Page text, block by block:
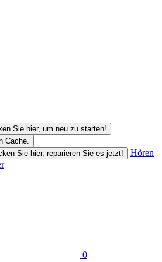
Sie hier, um neu zu starten!
Cache.
Sie hier, reparieren Sie es jetzt!
Hören
0